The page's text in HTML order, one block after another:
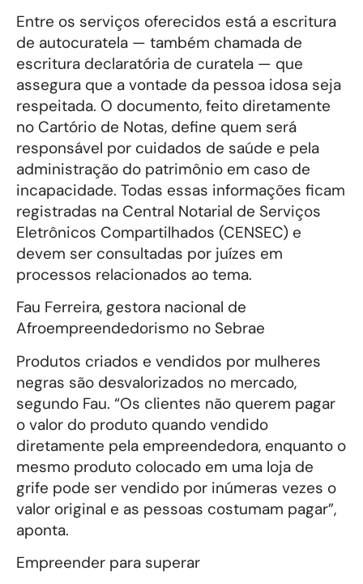
Entre os serviços oferecidos está a escritura
de autocuratela — também chamada de
escritura declaratória de curatela — que
assegura que a vontade da pessoa idosa seja
respeitada. O documento, feito diretamente
no Cartório de Notas, define quem será
responsável por cuidados de saúde e pela
administração do patrimônio em caso de
incapacidade. Todas essas informações ficam
registradas na Central Notarial de Serviços
Eletrônicos Compartilhados (CENSEC) e
devem ser consultadas por juízes em
processos relacionados ao tema.
Fau Ferreira, gestora nacional de
Afroempreendedorismo no Sebrae
Produtos criados e vendidos por mulheres
negras são desvalorizados no mercado,
segundo Fau. “Os clientes não querem pagar
o valor do produto quando vendido
diretamente pela empreendedora, enquanto o
mesmo produto colocado em uma loja de
grife pode ser vendido por inúmeras vezes o
valor original e as pessoas costumam pagar”,
aponta.
Empreender para superar